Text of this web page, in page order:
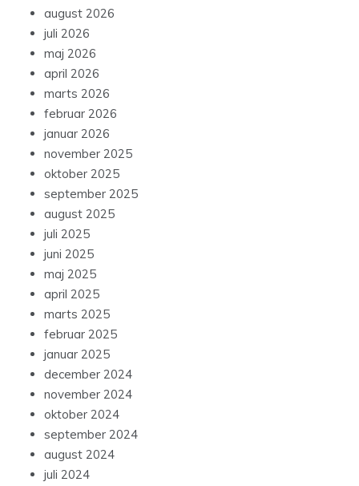
august 2026
juli 2026
maj 2026
april 2026
marts 2026
februar 2026
januar 2026
november 2025
oktober 2025
september 2025
august 2025
juli 2025
juni 2025
maj 2025
april 2025
marts 2025
februar 2025
januar 2025
december 2024
november 2024
oktober 2024
september 2024
august 2024
juli 2024